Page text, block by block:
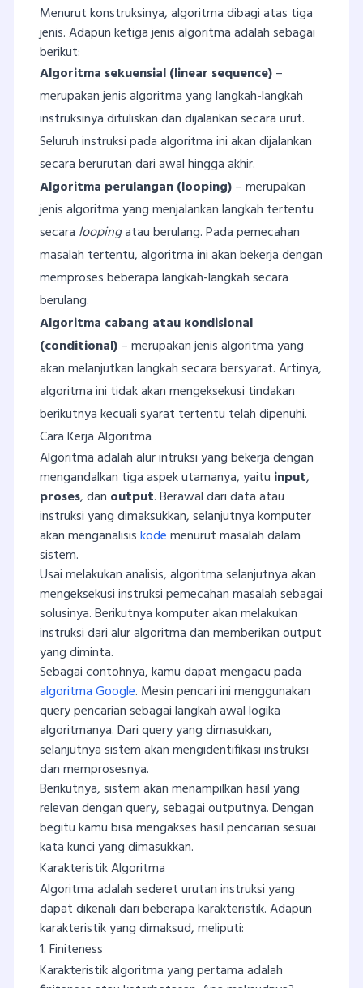
Menurut konstruksinya, algoritma dibagi atas tiga
jenis. Adapun ketiga jenis algoritma adalah sebagai
berikut:
Algoritma sekuensial (linear sequence)–
merupakan jenis algoritma yang langkah-langkah
instruksinya dituliskan dan dijalankan secara urut.
Seluruh instruksi pada algoritma ini akan dijalankan
secara berurutan dari awal hingga akhir.
Algoritma perulangan (looping)– merupakan
jenis algoritma yang menjalankan langkah tertentu
secara loopingatau berulang. Pada pemecahan
masalah tertentu, algoritma ini akan bekerja dengan
memproses beberapa langkah-langkah secara
berulang.
Algoritma cabang atau kondisional
(conditional)– merupakan jenis algoritma yang
akan melanjutkan langkah secara bersyarat. Artinya,
algoritma ini tidak akan mengeksekusi tindakan
berikutnya kecuali syarat tertentu telah dipenuhi.
Cara Kerja Algoritma
Algoritma adalah alur intruksi yang bekerja dengan
mengandalkan tiga aspek utamanya, yaitu input,
proses, dan output. Berawal dari data atau
instruksi yang dimaksukkan, selanjutnya komputer
akan menganalisiskodemenurut masalah dalam
sistem.
Usai melakukan analisis, algoritma selanjutnya akan
mengeksekusi instruksi pemecahan masalah sebagai
solusinya. Berikutnya komputer akan melakukan
instruksi dari alur algoritma dan memberikan output
yang diminta.
Sebagai contohnya, kamu dapat mengacu pada
algoritma Google. Mesin pencari ini menggunakan
query pencarian sebagai langkah awal logika
algoritmanya. Dari query yang dimasukkan,
selanjutnya sistem akan mengidentifikasi instruksi
dan memprosesnya.
Berikutnya, sistem akan menampilkan hasil yang
relevan dengan query, sebagai outputnya. Dengan
begitu kamu bisa mengakses hasil pencarian sesuai
kata kunci yang dimasukkan.
Karakteristik Algoritma
Algoritma adalah sederet urutan instruksi yang
dapat dikenali dari beberapa karakteristik. Adapun
karakteristik yang dimaksud, meliputi:
1. Finiteness
Karakteristik algoritma yang pertama adalah